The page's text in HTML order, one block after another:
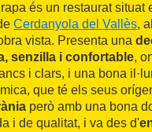
és un restaurat situat
Cerdanyola del Vallès,
vista. Presenta una
senzilla i confortable,
i clars, i una bona
que té els seus
però amb una bona
i de qualitat, i va des d'